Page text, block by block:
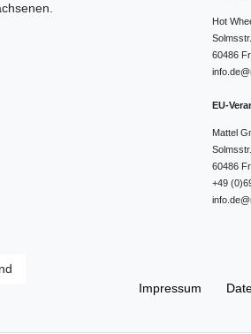
Hot
Solmsstr.
60486
EU-
Mattel
Solmsstr.
60486
+49
Impressum